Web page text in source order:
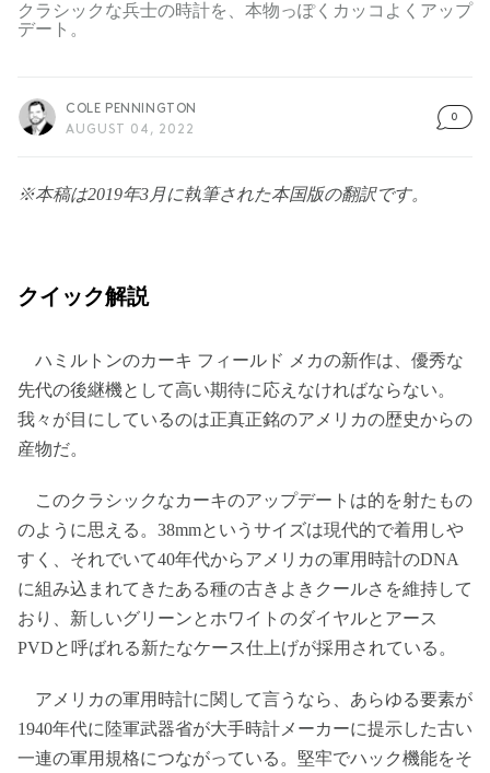
クラシックな兵士の時計を、本物っぽくカッコよくアップ
デート。
COLE PENNINGTON
AUGUST 04, 2022
0
※本稿は2019年3月に執筆された本国版の翻訳です。
クイック解説
ハミルトンのカーキ フィールド メカの新作は、優秀な
先代の後継機として高い期待に応えなければならない。
我々が目にしているのは正真正銘のアメリカの歴史からの
産物だ。
このクラシックなカーキのアップデートは的を射たもの
のように思える。38mmというサイズは現代的で着用しや
すく、それでいて40年代からアメリカの軍用時計のDNA
に組み込まれてきたある種の古きよきクールさを維持して
おり、新しいグリーンとホワイトのダイヤルとアース
PVDと呼ばれる新たなケース仕上げが採用されている。
アメリカの軍用時計に関して言うなら、あらゆる要素が
1940年代に陸軍武器省が大手時計メーカーに提示した古い
一連の軍用規格につながっている。堅牢でハック機能をそ